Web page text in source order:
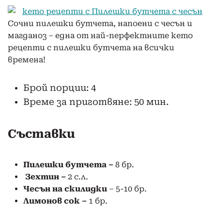
Сочни пилешки бутчета, напоени с чесън и
магданоз – една от най-перфектните кето
рецепти с пилешки бутчета на всички
времена!
Брой порции: 4
Време за приготвяне: 50 мин.
Съставки
Пилешки бутчета – 8 бр.
Зехтин – 2 с.л.
Чесън на скилидки – 5-10 бр.
Лимонов сок – 1 бр.